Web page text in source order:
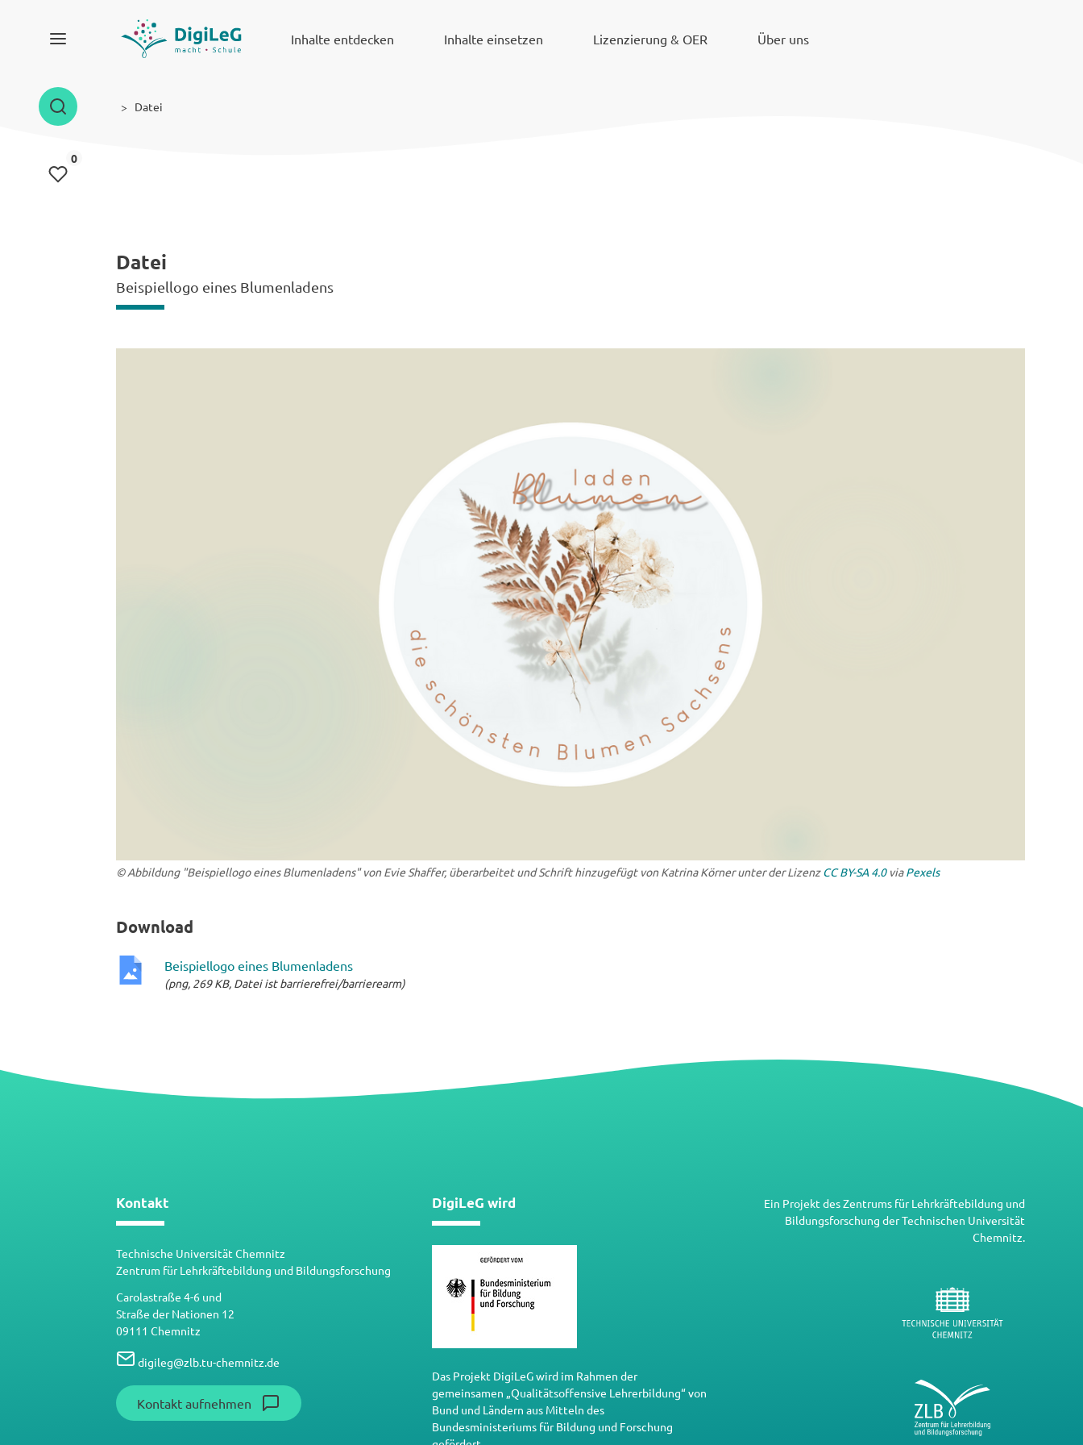
Inhalte entdecken Inhalte einsetzen Lizenzierung & OER Über uns
0Inhalte gemerkt
Datei
Datei
Beispiellogo eines Blumenladens
© Abbildung "Beispiellogo eines Blumenladens" von Evie Shaffer, überarbeitet und Schrift hinzugefügt von Katrina Körner unter der LizenzCC BY-SA 4.0viaPexels
Download
Beispiellogo eines Blumenladens
(png, 269 KB, Datei ist barrierefrei/barrierearm)
Kontakt
Technische Universität Chemnitz
Zentrum für Lehrkräftebildung und Bildungsforschung
Carolastraße 4-6 und
Straße der Nationen 12
09111 Chemnitz
digileg@zlb.tu-chemnitz.de
Kontakt aufnehmen
DigiLeG wird
Das Projekt DigiLeG wird im Rahmen der
gemeinsamen „Qualitätsoffensive Lehrerbildung“ von
Bund und Ländern aus Mitteln des
Bundesministeriums für Bildung und Forschung
Ein Projekt desZentrums für Lehrkräftebildung und
Bildungsforschung derTechnischen Universität
Chemnitz